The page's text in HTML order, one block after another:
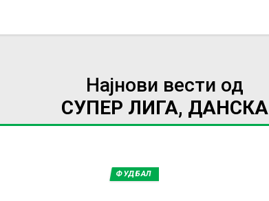
Најнови вести од
СУПЕР ЛИГА, ДАНСКА
ФУДБАЛ